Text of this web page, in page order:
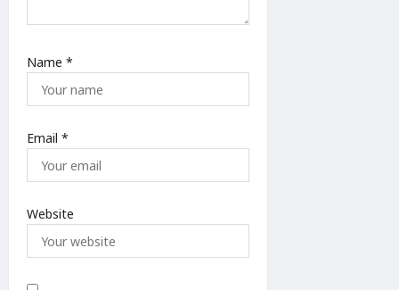
Name *
Email *
Website